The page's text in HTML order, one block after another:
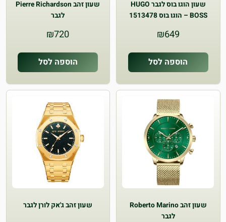
שעון הוגו בוס לגבר HUGO
BOSS – הוגו בוס 1513478
₪649
הוספה לסל
שעון זהב Pierre Richardson
לגבר
₪720
הוספה לסל
שעון זהב Roberto Marino
לגבר
שעון זהב ג'אק לורן לגבר